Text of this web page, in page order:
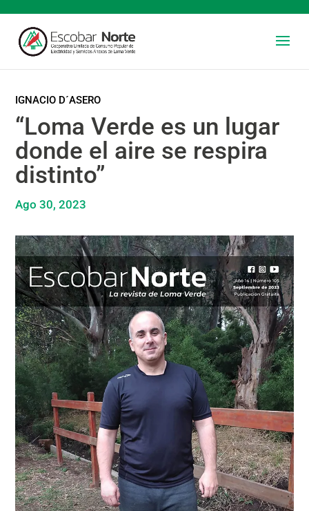
IGNACIO D´ASERO
“Loma Verde es un lugar
donde el aire se respira
distinto”
Ago 30, 2023